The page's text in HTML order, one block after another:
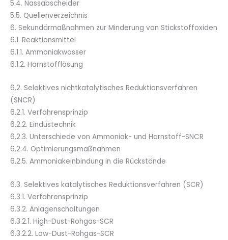
5.4. Nassabscheider
5.5. Quellenverzeichnis
6. Sekundärmaßnahmen zur Minderung von Stickstoffoxiden
6.1. Reaktionsmittel
6.1.1. Ammoniakwasser
6.1.2. Harnstofflösung
6.2. Selektives nichtkatalytisches Reduktionsverfahren
(SNCR)
6.2.1. Verfahrensprinzip
6.2.2. Eindüstechnik
6.2.3. Unterschiede von Ammoniak- und Harnstoff-SNCR
6.2.4. Optimierungsmaßnahmen
6.2.5. Ammoniakeinbindung in die Rückstände
6.3. Selektives katalytisches Reduktionsverfahren (SCR)
6.3.1. Verfahrensprinzip
6.3.2. Anlagenschaltungen
6.3.2.1. High-Dust-Rohgas-SCR
6.3.2.2. Low-Dust-Rohgas-SCR